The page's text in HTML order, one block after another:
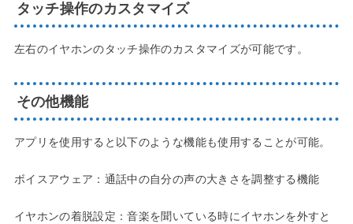
タッチ操作のカスタマイズ
左右のイヤホンのタッチ操作のカスタマイズが可能です。
その他機能
アプリを使用すると以下のような機能も使用することが可能。
ボイスアウェア：通話中の自分の声の大きさを調整する機能
イヤホンの着脱設定：音楽を聞いている時にイヤホンを外すと